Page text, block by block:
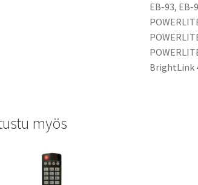
EB-93, EB-
BrightLink
myös